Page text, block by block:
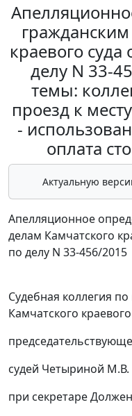
краевого суда
делу N 33-
темы:
проезд к
-
оплата
Актуальную
Апелляционное
делам Камчатского
по делу N 33-456/2015
Судебная коллегия
Камчатского
судей Четыриной М.В.
при секретаре